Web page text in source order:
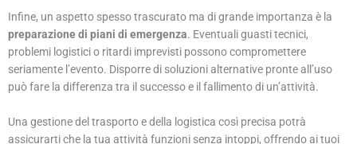
Infine, un aspetto spesso trascurato ma di grande importanza è la
preparazione di piani di emergenza. Eventuali guasti tecnici,
problemi logistici o ritardi imprevisti possono compromettere
seriamente l’evento. Disporre di soluzioni alternative pronte all’uso
può fare la differenza tra il successo e il fallimento di un’attività.
Una gestione del trasporto e della logistica così precisa potrà
assicurarti che la tua attività funzioni senza intoppi, offrendo ai tuoi